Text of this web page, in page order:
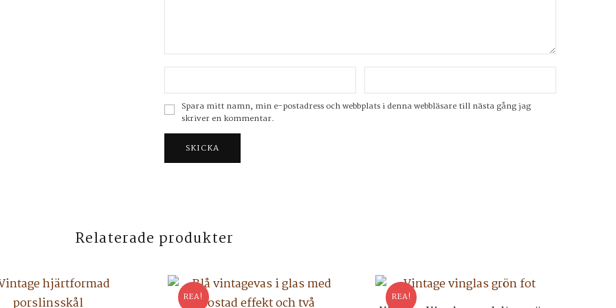
Spara mitt namn, min e-postadress och webbplats i denna webbläsare till nästa gång jag
skriver en kommentar.
Relaterade produkter
REA! REA!